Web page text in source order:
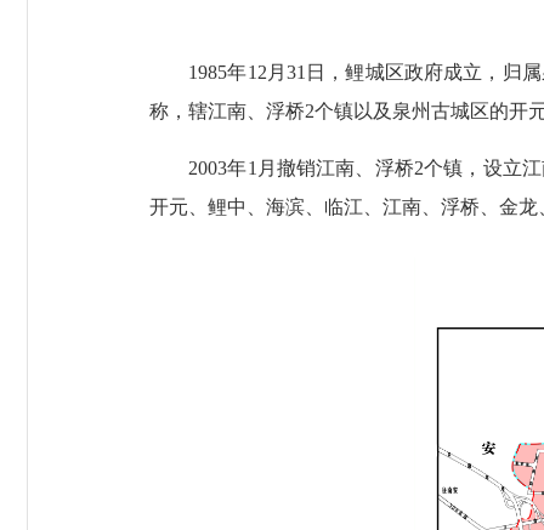
1985年12月31日，鲤城区政府成立，归
称，辖江南、浮桥2个镇以及泉州古城区的开
2003年1月撤销江南、浮桥2个镇，设立江
开元、鲤中、海滨、临江、江南、浮桥、金